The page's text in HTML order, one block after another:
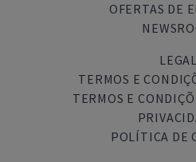
OFERTAS DE
LEGAL
TERMOS E
TERMOS E
POLÍTICA DE